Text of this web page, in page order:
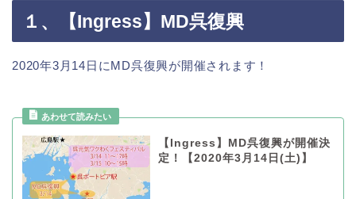
１、【Ingress】MD呉復興
2020年3月14日にMD呉復興が開催されます！
【Ingress】MD呉復興が開催決
定！【2020年3月14日(土)】